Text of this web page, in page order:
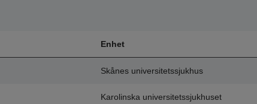
Enhet
Skånes universitetssjukhus
Karolinska universitetssjukhuset